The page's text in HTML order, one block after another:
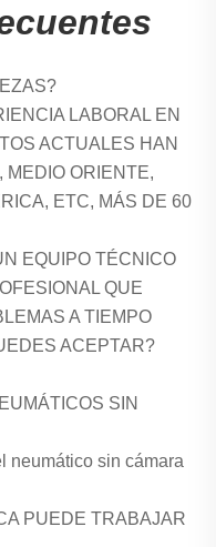
LABORAL EN
ACTUALES HAN
MEDIO ORIENTE,
ETC, MÁS DE 60
EQUIPO TÉCNICO
QUE
A TIEMPO
ACEPTAR?
SIN
neumático sin cámara
PUEDE TRABAJAR